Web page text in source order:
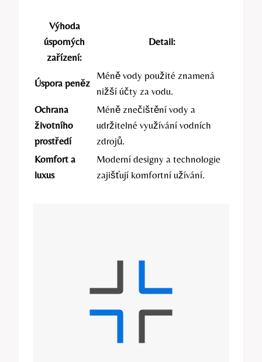
Výhoda
úsporných
zařízení:
Detail:
Úspora peněz
Méně vody použité znamená
nižší účty za vodu.
Ochrana
životního
prostředí
Méně znečištění vody a
udržitelné využívání vodních
zdrojů.
Komfort a
luxus
Moderní designy a technologie
zajišťují komfortní užívání.